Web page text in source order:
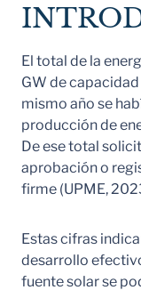
El total de la
GW de
mismo año se
producción de
De ese total
aprobación o
firme (UPME,
Estas cifras
desarrollo
fuente solar se